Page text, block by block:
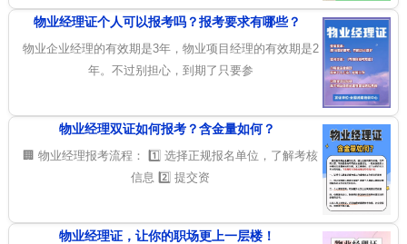
物业经理证个人可以报考吗？报考要求有哪些？
物业企业经理的有效期是3年，物业项目经理的有效期是2
年。不过别担心，到期了只要参
物业经理双证如何报考？含金量如何？
🏢 物业经理报考流程： 1️⃣ 选择正规报名单位，了解考核
信息 2️⃣ 提交资
物业经理证，让你的职场更上一层楼！